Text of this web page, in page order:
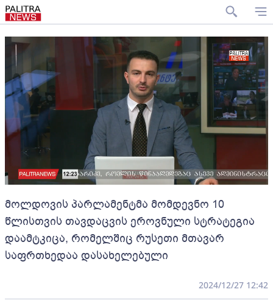
მოლდოვის პარლამენტმა მომდევნო 10
წლისთვის თავდაცვის ეროვნული სტრატეგია
დაამტკიცა, რომელშიც რუსეთი მთავარ
საფრთხედაა დასახელებული
2024/12/27 12:42